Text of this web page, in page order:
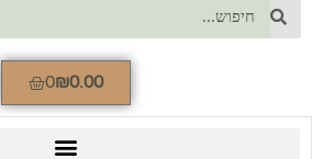
₪0.00
0